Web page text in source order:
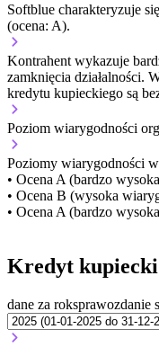
Softblue charakteryzuje
(ocena: A).
Kontrahent wykazuje
zamknięcia działalności.
kredytu kupieckiego są
Poziom wiarygodności
Poziomy wiarygodności
• Ocena A (bardzo
• Ocena B (wysoka
• Ocena A (bardzo
Kredyt kupiecki
dane za roksprawozdanie